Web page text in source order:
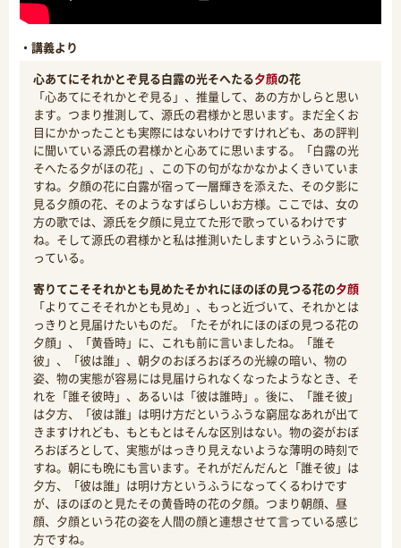
・講義より
心あてにそれかとぞ見る白露の光そへたる夕顔の花
「心あてにそれかとぞ見る」、推量して、あの方かしらと思い
ます。つまり推測して、源氏の君様かと思います。まだ全くお
目にかかったことも実際にはないわけですけれども、あの評判
に聞いている源氏の君様かと心あてに思いまする。「白露の光
そへたる夕がほの花」、この下の句がなかなかよくきいていま
すね。夕顔の花に白露が宿って一層輝きを添えた、その夕影に
見る夕顔の花、そのようなすばらしいお方様。ここでは、女の
方の歌では、源氏を夕顔に見立てた形で歌っているわけです
ね。そして源氏の君様かと私は推測いたしますというふうに歌
っている。
寄りてこそそれかとも見めたそかれにほのぼの見つる花の夕顔
「よりてこそそれかとも見め」、もっと近づいて、それかとは
っきりと見届けたいものだ。「たそがれにほのぼの見つる花の
夕顔」、「黄昏時」に、これも前に言いましたね。「誰そ
彼」、「彼は誰」、朝夕のおぼろおぼろの光線の暗い、物の
姿、物の実態が容易には見届けられなくなったようなとき、そ
れを「誰そ彼時」、あるいは「彼は誰時」。後に、「誰そ彼」
は夕方、「彼は誰」は明け方だというふうな窮屈なあれが出て
きますけれども、もともとはそんな区別はない。物の姿がおぼ
ろおぼろとして、実態がはっきり見えないような薄明の時刻で
すね。朝にも晩にも言います。それがだんだんと「誰そ彼」は
夕方、「彼は誰」は明け方というふうになってくるわけです
が、ほのぼのと見たその黄昏時の花の夕顔。つまり朝顔、昼
顔、夕顔という花の姿を人間の顔と連想させて言っている感じ
方ですね。